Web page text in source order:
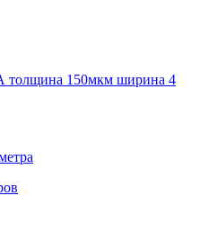
150мкм ширина 4